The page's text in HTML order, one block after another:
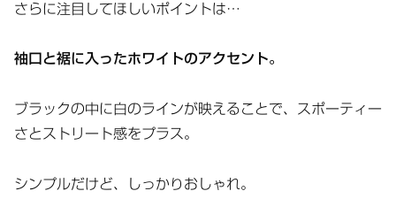
さらに注目してほしいポイントは…
袖口と裾に入ったホワイトのアクセント。
ブラックの中に白のラインが映えることで、スポーティー
さとストリート感をプラス。
シンプルだけど、しっかりおしゃれ。